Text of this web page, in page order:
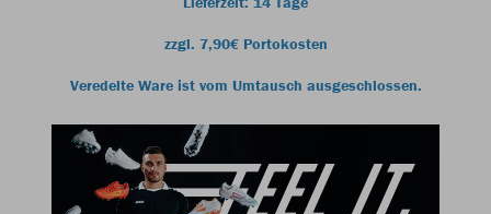
zzgl. 7,90€ Portokosten
Veredelte Ware ist vom Umtausch ausgeschlossen.